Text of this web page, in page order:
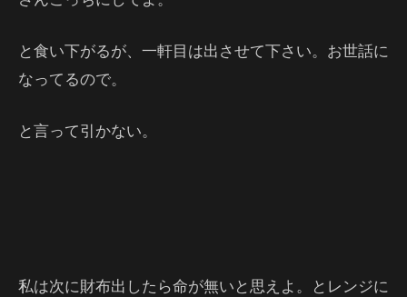
と食い下がるが、一軒目は出させて下さい。お世話に
なってるので。
と言って引かない。
私は次に財布出したら命が無いと思えよ。とレンジに